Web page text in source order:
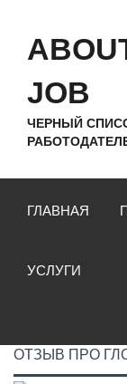
JOB
ЧЕРНЫЙ
ГЛАВНАЯ
УСЛУГИ
ОТЗЫВ ПРО